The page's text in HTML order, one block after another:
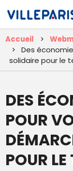
Accueil
Des
solidaire pour le
DES
POUR
POUR LE